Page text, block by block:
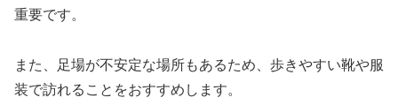
重要です。
また、足場が不安定な場所もあるため、歩きやすい靴や服
装で訪れることをおすすめします。